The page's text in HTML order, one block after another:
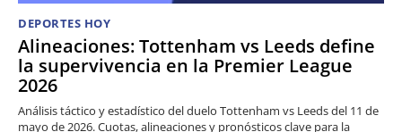
DEPORTES HOY
Alineaciones: Tottenham vs Leeds define
la supervivencia en la Premier League
2026
Análisis táctico y estadístico del duelo Tottenham vs Leeds del 11 de
mayo de 2026. Cuotas, alineaciones y pronósticos clave para la